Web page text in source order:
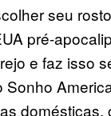
seu
pré-
e faz isso